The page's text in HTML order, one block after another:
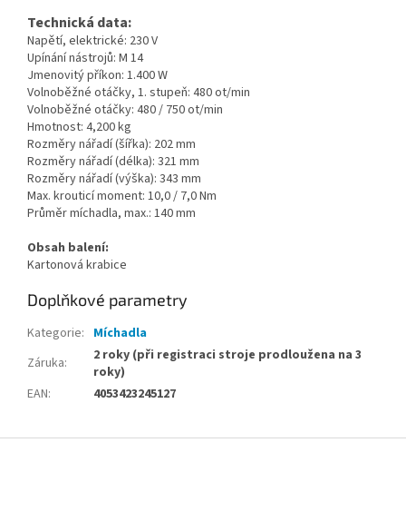
Technická data:
Napětí, elektrické: 230 V
Upínání nástrojů: M 14
Jmenovitý příkon: 1.400 W
Volnoběžné otáčky, 1. stupeň: 480 ot/min
Volnoběžné otáčky: 480 / 750 ot/min
Hmotnost: 4,200 kg
Rozměry nářadí (šířka): 202 mm
Rozměry nářadí (délka): 321 mm
Rozměry nářadí (výška): 343 mm
Max. krouticí moment: 10,0 / 7,0 Nm
Průměr míchadla, max.: 140 mm
Obsah balení:
Kartonová krabice
Doplňkové parametry
Kategorie: Míchadla
Záruka:
2 roky (při registraci stroje prodloužena na 3
roky)
EAN: 4053423245127